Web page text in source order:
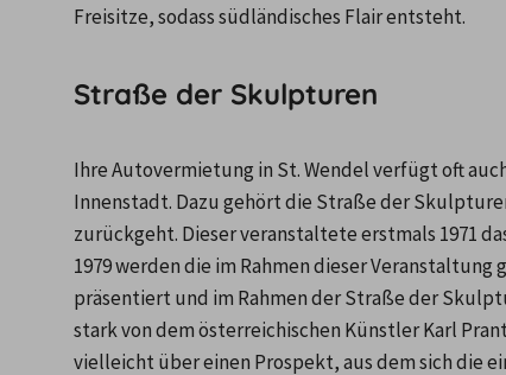
Freisitze, sodass südländisches Flair entsteht.
Straße der Skulpturen
Ihre Autovermietung in St. Wendel verfügt oft
Innenstadt. Dazu gehört die Straße der
zurückgeht. Dieser veranstaltete erstmals 1971
1979 werden die im Rahmen dieser
präsentiert und im Rahmen der Straße der
stark von dem österreichischen Künstler Karl
vielleicht über einen Prospekt, aus dem sich die